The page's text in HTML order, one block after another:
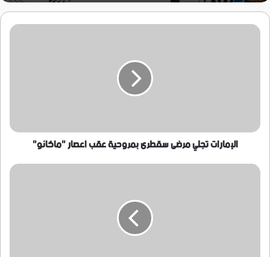
الإمارات
الإمارات تجلي مرضى سقطرى بمروحية عقب اعصار "ماكانو"
شركتي